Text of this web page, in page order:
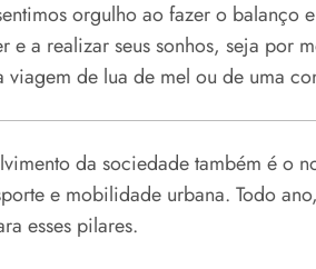
orgulho ao fazer o balanço
e a realizar seus sonhos, seja por
viagem de lua de mel ou de uma
da sociedade também é o
e mobilidade urbana. Todo
esses pilares.